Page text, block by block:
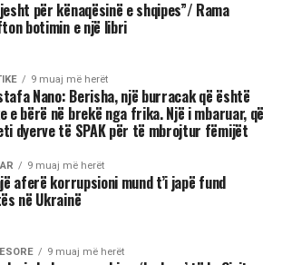
për kënaqësinë e shqipes”/ Rama
botimin e një libri
9 muaj më herët
Nano: Berisha, një burracak që është
e bërë në brekë nga frika. Një i mbaruar, që
dyerve të SPAK për të mbrojtur fëmijët
9 muaj më herët
aferë korrupsioni mund t’i japë fund
në Ukrainë
9 muaj më herët